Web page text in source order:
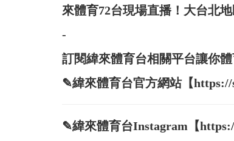
來體育72台現場直播！大台北
-
訂閱緯來體育台相關平台讓你
✎緯來體育台官方網站【https://
✎緯來體育台Instagram【